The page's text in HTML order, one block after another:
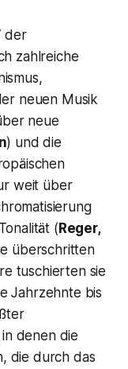
der
zahlreiche
neuen Musik
neue
) und die
weit über
(Reger,
überschritten
tuschierten sie
Jahrzehnte bis
denen die
die durch das